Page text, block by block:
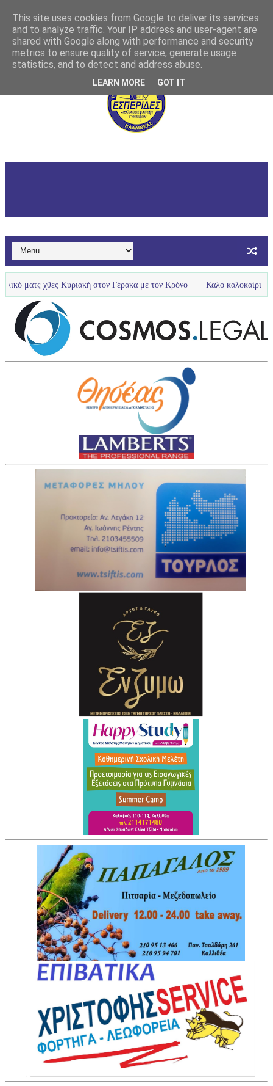
στον Γέρακα με τον Κρόνο Καλό καλοκαίρι είπαν με παλμό ,
This site uses cookies from Google to deliver its services
and to analyze traffic. Your IP address and user-agent are
shared with Google along with performance and security
metrics to ensure quality of service, generate usage
statistics, and to detect and address abuse.
LEARN MORE GOT IT